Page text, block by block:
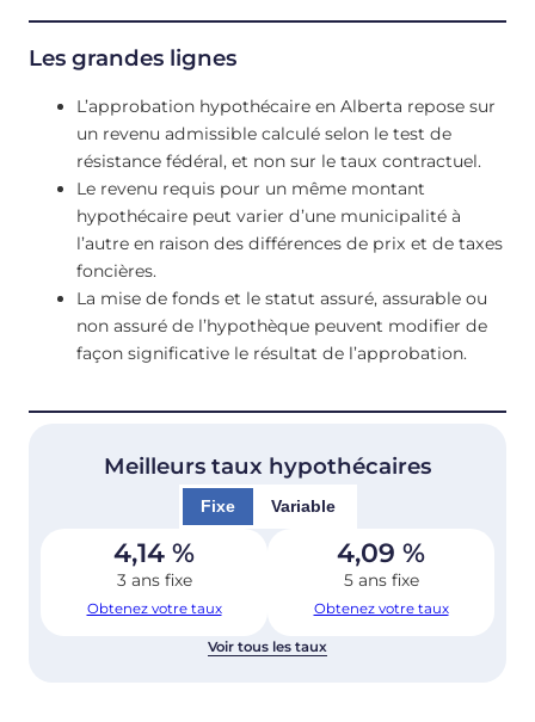
Les grandes lignes
L’approbation hypothécaire en Alberta repose sur
un revenu admissible calculé selon le test de
résistance fédéral, et non sur le taux contractuel.
Le revenu requis pour un même montant
hypothécaire peut varier d’une municipalité à
l’autre en raison des différences de prix et de taxes
foncières.
La mise de fonds et le statut assuré, assurable ou
non assuré de l’hypothèque peuvent modifier de
façon significative le résultat de l’approbation.
Meilleurs taux hypothécaires
Fixe Variable
4,14 %
3 ans fixe
Obtenez votre taux
4,09 %
5 ans fixe
Obtenez votre taux
Voir tous les taux